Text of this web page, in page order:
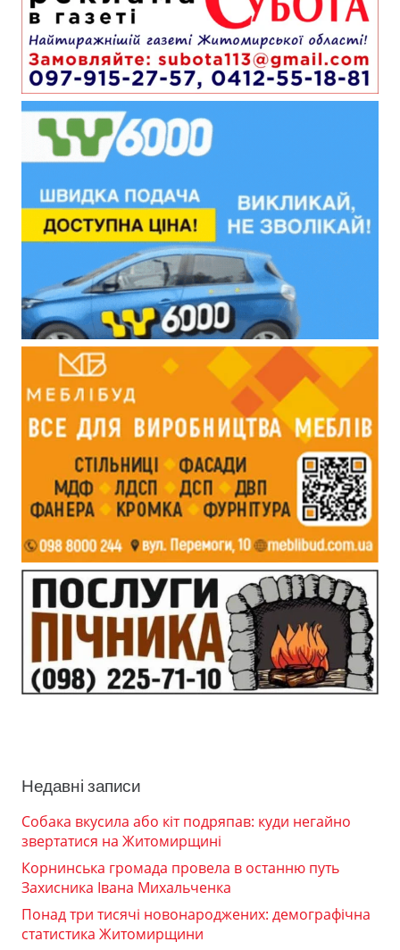
Недавні записи
Собака вкусила або кіт подряпав: куди негайно
звертатися на Житомирщині
Корнинська громада провела в останню путь
Захисника Івана Михальченка
Понад три тисячі новонароджених: демографічна
статистика Житомирщини